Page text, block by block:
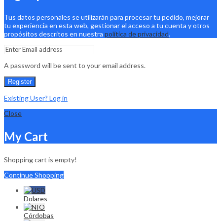
Tus datos personales se utilizarán para procesar tu pedido, mejorar
tu experiencia en esta web, gestionar el acceso a tu cuenta y otros
propósitos descritos en nuestra política de privacidad.
A password will be sent to your email address.
Register
Existing User? Log in
Close
My Cart
Shopping cart is empty!
Continue Shopping
Dolares
Córdobas